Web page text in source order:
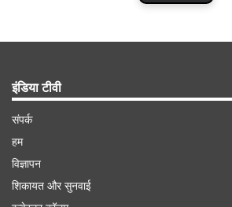
मामले में बने कुल 6 आरोपी
इंडिया टीवी
संपर्क
हम
विज्ञापन
शिकायत और सुनवाई